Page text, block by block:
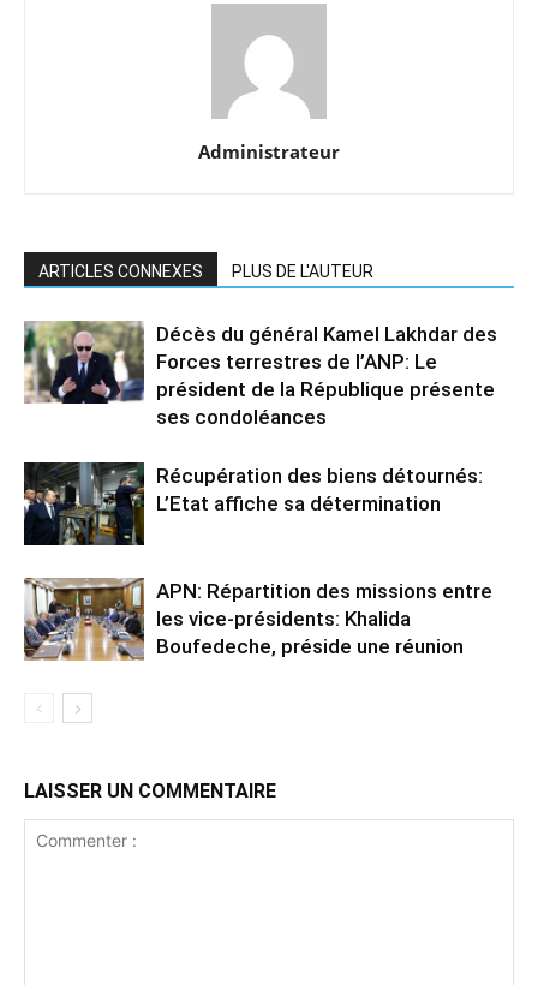
Administrateur
ARTICLES CONNEXES PLUS DE L'AUTEUR
Décès du général Kamel Lakhdar des
Forces terrestres de l’ANP: Le
président de la République présente
ses condoléances
Récupération des biens détournés:
L’Etat affiche sa détermination
APN: Répartition des missions entre
les vice-présidents: Khalida
Boufedeche, préside une réunion
LAISSER UN COMMENTAIRE